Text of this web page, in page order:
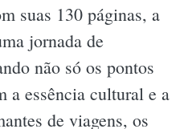
suas 130 páginas, a
jornada de
não só os pontos
a essência cultural e a
de viagens, os